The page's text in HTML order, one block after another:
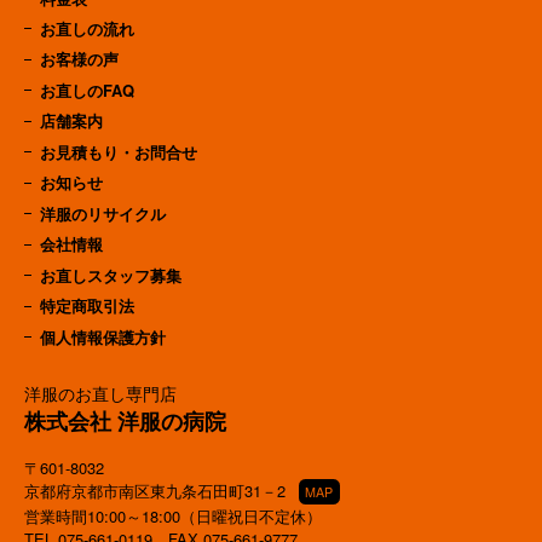
洋服のお直し専門店
株式会社 洋服の病院
〒601-8032
京都府京都市南区東九条石田町31－2
MAP
営業時間10:00～18:00（日曜祝日不定休）
お直しの流れ
お客様の声
お直しのFAQ
店舗案内
お見積もり・お問合せ
お知らせ
洋服のリサイクル
会社情報
お直しスタッフ募集
特定商取引法
個人情報保護方針